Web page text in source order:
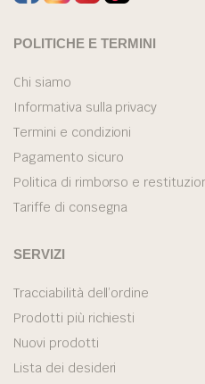
POLITICHE E TERMINI
Chi siamo
Informativa sulla privacy
Termini e condizioni
Pagamento sicuro
Politica di rimborso e
Tariffe di consegna
SERVIZI
Tracciabilità dell’ordine
Prodotti più richiesti
Nuovi prodotti
Lista dei desideri